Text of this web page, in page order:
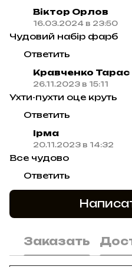
Віктор Орлов
16.03.2024 в 23:50
Чудовий набір фарб
Ответить
Кравченко Тарас
26.11.2023 в 15:11
Ухти-пухти оце круть
Ответить
Ірма
20.11.2023 в 14:32
Все чудово
Ответить
Заказать